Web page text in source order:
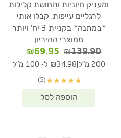
ומעניק חיוניות ותחושת קלילות
לרגליים עייפות. קבלו אותי
*במתנה* בקניית 3 יח' ויותר
ממוצרי ההיריון
₪139.90
המחיר
המקורי
₪139.90.
₪69.95
המחיר
הנוכחי
200 מ"ל ₪34.98 ל- 100 מ"ל
★
★
★
★
★
(5)